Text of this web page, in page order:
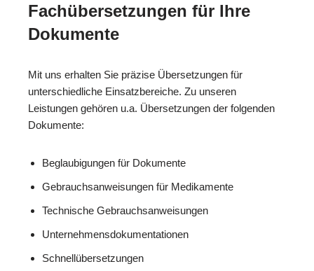
Fachübersetzungen für Ihre
Dokumente
Mit uns erhalten Sie präzise Übersetzungen für
unterschiedliche Einsatzbereiche. Zu unseren
Leistungen gehören u.a. Übersetzungen der folgenden
Dokumente:
Beglaubigungen für Dokumente
Gebrauchsanweisungen für Medikamente
Technische Gebrauchsanweisungen
Unternehmensdokumentationen
Schnellübersetzungen